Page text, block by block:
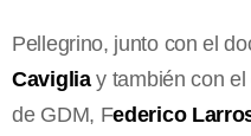
Pellegrino, junto con el
Cavigliay también con el
de GDM, Federico